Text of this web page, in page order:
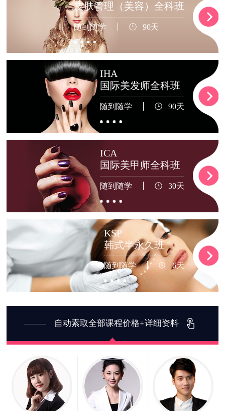
皮肤管理（美容）全科班
随到随学 90天
IHA
国际美发师全科班
随到随学 90天
ICA
国际美甲师全科班
随到随学 30天
KSP
韩式半永久班
随到随学 6天
自动索取全部课程价格+详细资料